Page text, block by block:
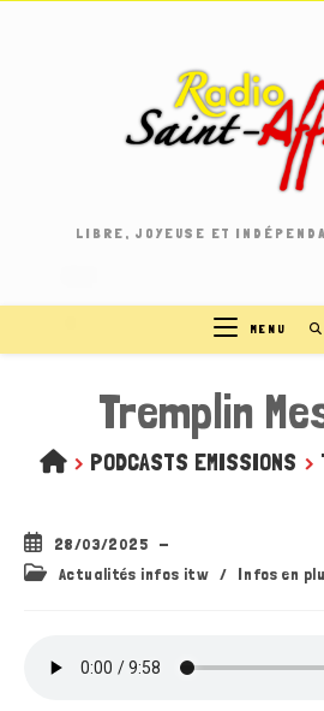
LIBRE, JOYEUSE ET
MENU
Tremplin
> PODCASTS EMISSIONS >
Publication
publiée :
28/03/2025
PostActualités infos itw / Infos en